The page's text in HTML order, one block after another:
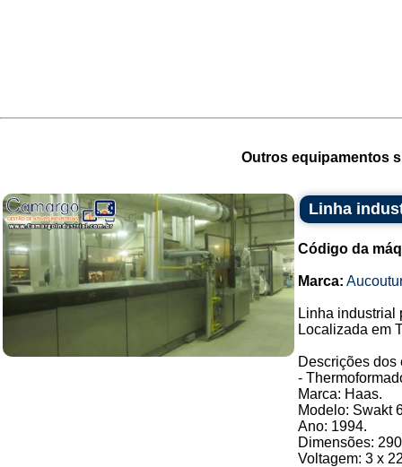
Outros equipamentos
Linha
Código da
Marca:
Linha industrial
Localizada em
Descrições dos
-
Marca: Haas.
Modelo: Swakt
Ano: 1994.
Dimensões:
Voltagem: 3 x